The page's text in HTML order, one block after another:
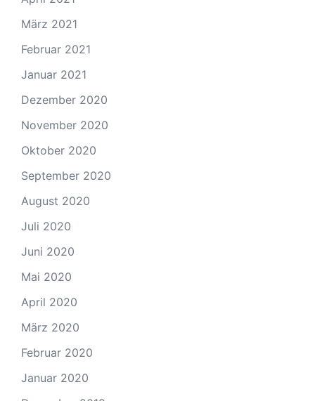
März 2021
Februar 2021
Januar 2021
Dezember 2020
November 2020
Oktober 2020
September 2020
August 2020
Juli 2020
Juni 2020
Mai 2020
April 2020
März 2020
Februar 2020
Januar 2020